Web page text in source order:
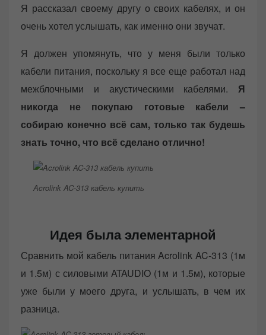
Я рассказал своему другу о своих кабелях, и он
очень хотел услышать, как именно они звучат.
Я должен упомянуть, что у меня были только
кабели питания, поскольку я все еще работал над
межблочными и акустическими кабелями. Я
никогда не покупаю готовые кабели –
собираю конечно всё сам, только так будешь
знать точно, что всё сделано отлично!
Acrolink AC-313 кабель купить
Идея была элементарной
Сравнить мой кабель питания Acrolink AC-313 (1м
и 1.5м) с силовыми ATAUDIO (1м и 1.5м), которые
уже были у моего друга, и услышать, в чем их
разница.